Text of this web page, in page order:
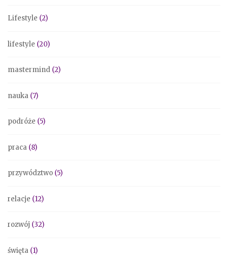
Lifestyle (2)
lifestyle (20)
mastermind (2)
nauka (7)
podróże (5)
praca (8)
przywództwo (5)
relacje (12)
rozwój (32)
święta (1)